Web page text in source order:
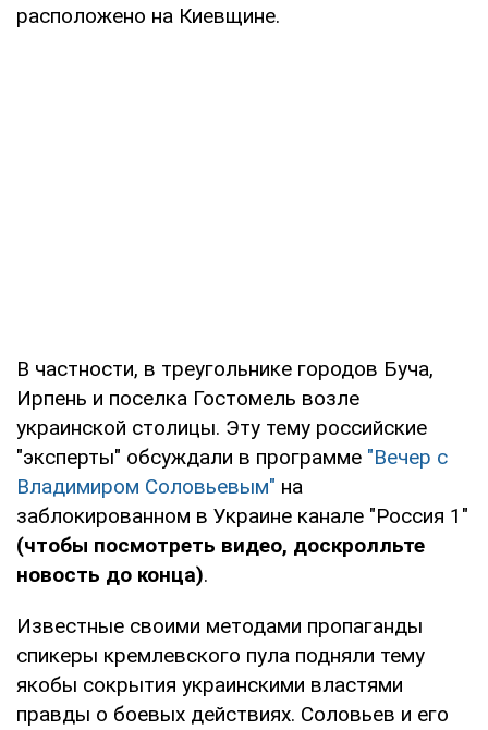
расположено на Киевщине.
В частности, в треугольнике городов Буча,
Ирпень и поселка Гостомель возле
украинской столицы. Эту тему российские
"эксперты" обсуждали в программе "Вечер с
Владимиром Соловьевым" на
заблокированном в Украине канале "Россия 1"
(чтобы посмотреть видео, доскролльте
новость до конца).
Известные своими методами пропаганды
спикеры кремлевского пула подняли тему
якобы сокрытия украинскими властями
правды о боевых действиях. Соловьев и его